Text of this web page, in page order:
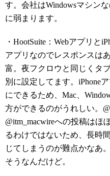
す。会社はWindowsマシン
に弱まります。
・HootSuite：Webアプリと
アプリなのでレスポンスは
富。夜フクロウと同じくタ
別に設定してます。iPhone
にできるため、Mac、
方ができるのがうれしい。
@itm_macwireへの投稿はほ
るわけではないため、長時
じてしまうのが難点かなあ
そうなんだけど。